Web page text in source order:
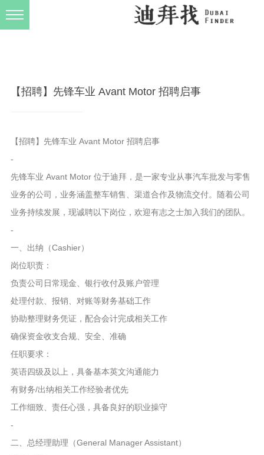
【招聘】先锋车业 Avant Motor 招聘启事
【招聘】先锋车业 Avant Motor 招聘启事
-
先锋车业 Avant Motor 位于迪拜，是一家专业从事汽车批发与零售
业务的公司，业务涵盖整车销售、渠道合作及物流交付。随着公司
业务持续发展，现诚聘以下岗位，欢迎有志之士加入我们的团队。
-
一、出纳（Cashier）
岗位职责：
负责公司日常现金、银行收付及账户管理
处理付款、报销、对账等财务基础工作
协助整理财务凭证，配合会计完成相关工作
确保资金收支合规、安全、准确
任职要求：
英语四级及以上，具备基本英文沟通能力
有财务/出纳相关工作经验者优先
工作细致、责任心强，具备良好的职业操守
-
二、总经理助理（General Manager Assistant）